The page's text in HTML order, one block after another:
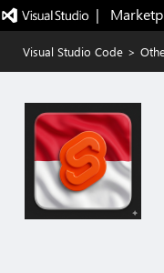
|
Visual Studio Code >